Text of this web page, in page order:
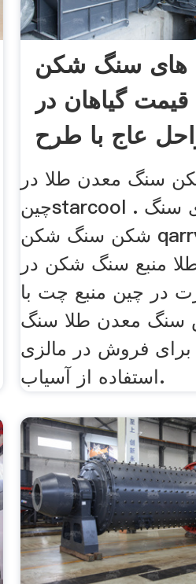
سنگ شکن
قیمت گیاهان در
عاج با طرح
جدید
سنگ معدن طلا در
چینstarcool . دستگاه های سنگ
شکن سنگ شکن qarry هند سنگ
منبع سنگ شکن در
در چین منبع چت با
سنگ معدن طلا سنگ
فروش در مالزی
استفاده از آسیاب.